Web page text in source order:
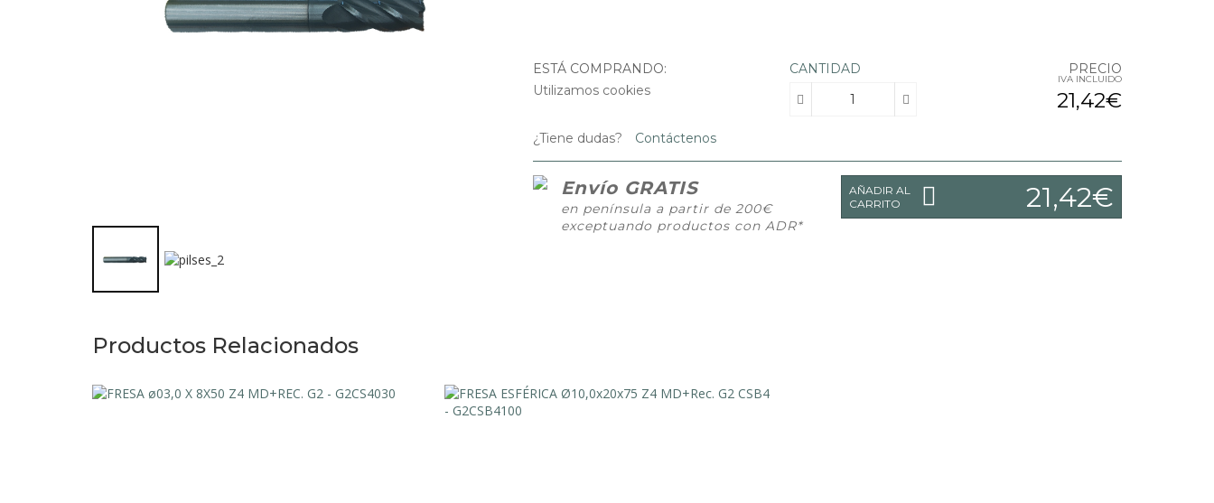
ESTÁ COMPRANDO:
Utilizamos cookies
CANTIDAD PRECIO
IVA INCLUIDO
21,42€
¿Tiene dudas? Contáctenos
Envío GRATIS
en península a partir de 200€
exceptuando productos con ADR*
AÑADIR AL
CARRITO
21,42€
Productos Relacionados